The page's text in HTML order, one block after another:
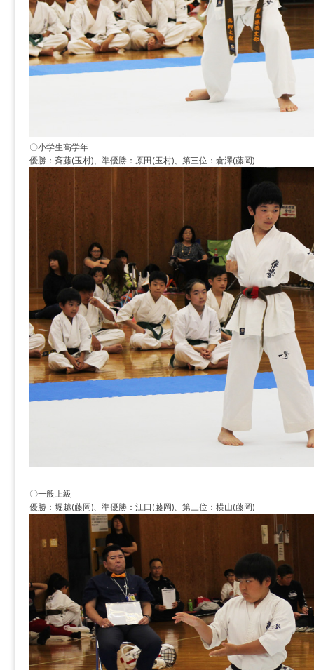
〇小学生高学年
優勝：斉藤(玉村)、準優勝：原田(玉村)、第三位：倉澤(藤岡)
〇一般上級
優勝：堀越(藤岡)、準優勝：江口(藤岡)、第三位：横山(藤岡)